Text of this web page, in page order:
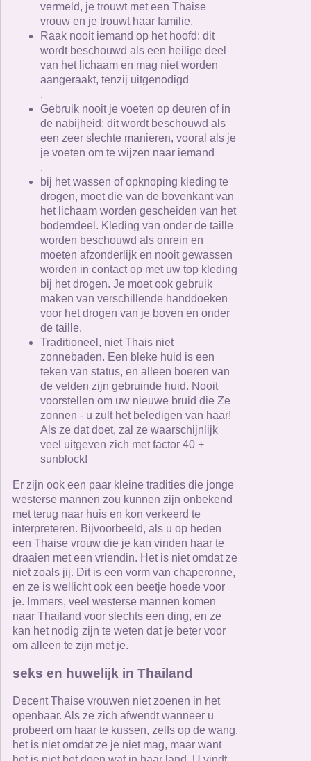
vermeld, je trouwt met een Thaise
vrouw en je trouwt haar familie.
Raak nooit iemand op het hoofd: dit
wordt beschouwd als een heilige deel
van het lichaam en mag niet worden
aangeraakt, tenzij uitgenodigd
.
Gebruik nooit je voeten op deuren of in
de nabijheid: dit wordt beschouwd als
een zeer slechte manieren, vooral als je
je voeten om te wijzen naar iemand
.
bij het wassen of opknoping kleding te
drogen, moet die van de bovenkant van
het lichaam worden gescheiden van het
bodemdeel. Kleding van onder de taille
worden beschouwd als onrein en
moeten afzonderlijk en nooit gewassen
worden in contact op met uw top kleding
bij het drogen. Je moet ook gebruik
maken van verschillende handdoeken
voor het drogen van je boven en onder
de taille.
Traditioneel, niet Thais niet
zonnebaden. Een bleke huid is een
teken van status, en alleen boeren van
de velden zijn gebruinde huid. Nooit
voorstellen om uw nieuwe bruid die Ze
zonnen - u zult het beledigen van haar!
Als ze dat doet, zal ze waarschijnlijk
veel uitgeven zich met factor 40 +
sunblock!
Er zijn ook een paar kleine tradities die jonge
westerse mannen zou kunnen zijn onbekend
met terug naar huis en kon verkeerd te
interpreteren. Bijvoorbeeld, als u op heden
een Thaise vrouw die je kan vinden haar te
draaien met een vriendin. Het is niet omdat ze
niet zoals jij. Dit is een vorm van chaperonne,
en ze is wellicht ook een beetje hoede voor
je. Immers, veel westerse mannen komen
naar Thailand voor slechts een ding, en ze
kan het nodig zijn te weten dat je beter voor
om alleen te zijn met je.
seks en huwelijk in Thailand
Decent Thaise vrouwen niet zoenen in het
openbaar. Als ze zich afwendt wanneer u
probeert om haar te kussen, zelfs op de wang,
het is niet omdat ze je niet mag, maar want